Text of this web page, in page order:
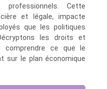
Cette
et légale, impacte
que les politiques
les droits et
comprendre ce que le
sur le plan économique